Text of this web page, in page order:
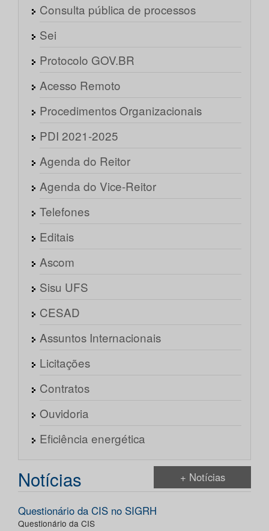
Consulta pública de processos
Sei
Protocolo GOV.BR
Acesso Remoto
Procedimentos Organizacionais
PDI 2021-2025
Agenda do Reitor
Agenda do Vice-Reitor
Telefones
Editais
Ascom
Sisu UFS
CESAD
Assuntos Internacionais
Licitações
Contratos
Ouvidoria
Eficiência energética
Notícias + Notícias
Questionário da CIS no SIGRH
Questionário da CIS